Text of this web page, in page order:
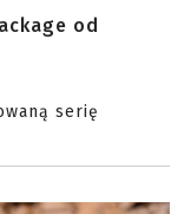
od
serię